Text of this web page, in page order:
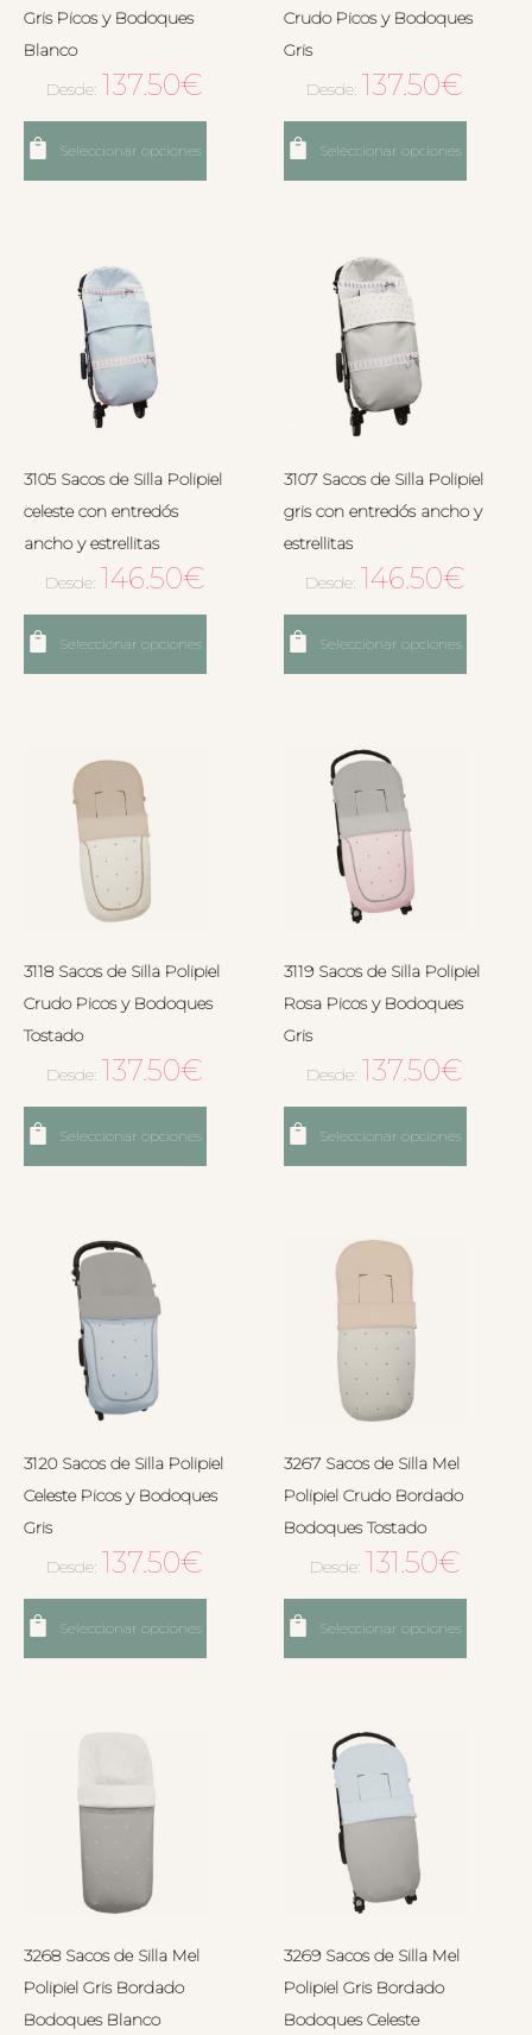
Gris Picos y Bodoques
Blanco
Desde: 137.50€
Seleccionar opciones
Crudo Picos y Bodoques
Gris
Desde: 137.50€
Seleccionar opciones
3105 Sacos de Silla Polipiel
celeste con entredós
ancho y estrellitas
Desde: 146.50€
Seleccionar opciones
3107 Sacos de Silla Polipiel
gris con entredós ancho y
estrellitas
Desde: 146.50€
Seleccionar opciones
3118 Sacos de Silla Polipiel
Crudo Picos y Bodoques
Tostado
Desde: 137.50€
Seleccionar opciones
3119 Sacos de Silla Polipiel
Rosa Picos y Bodoques
Gris
Desde: 137.50€
Seleccionar opciones
3120 Sacos de Silla Polipiel
Celeste Picos y Bodoques
Gris
Desde: 137.50€
Seleccionar opciones
3267 Sacos de Silla Mel
Polipiel Crudo Bordado
Bodoques Tostado
Desde: 131.50€
Seleccionar opciones
3268 Sacos de Silla Mel
Polipiel Gris Bordado
Bodoques Blanco
3269 Sacos de Silla Mel
Polipiel Gris Bordado
Bodoques Celeste